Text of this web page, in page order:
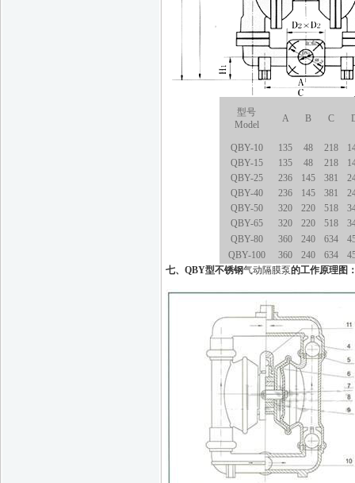
型号
Model
A B C
QBY-10 135 48 218
QBY-15 135 48 218
QBY-25 236 145 381
QBY-40 236 145 381
QBY-50 320 220 518
QBY-65 320 220 518
QBY-80 360 240 634
QBY-100 360 240 634
七、 QBY型不锈钢气动隔膜泵的工作原理图